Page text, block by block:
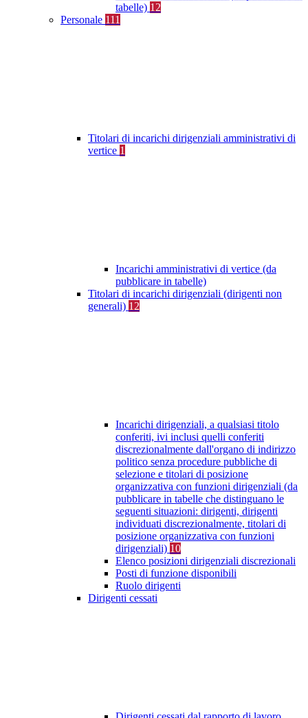
tabelle) 12
Personale 111
Titolari di incarichi dirigenziali amministrativi di
vertice 1
Incarichi amministrativi di vertice (da
pubblicare in tabelle)
Titolari di incarichi dirigenziali (dirigenti non
generali) 12
Incarichi dirigenziali, a qualsiasi titolo
conferiti, ivi inclusi quelli conferiti
discrezionalmente dall'organo di indirizzo
politico senza procedure pubbliche di
selezione e titolari di posizione
organizzativa con funzioni dirigenziali (da
pubblicare in tabelle che distinguano le
seguenti situazioni: dirigenti, dirigenti
individuati discrezionalmente, titolari di
posizione organizzativa con funzioni
dirigenziali) 10
Elenco posizioni dirigenziali discrezionali
Posti di funzione disponibili
Ruolo dirigenti
Dirigenti cessati